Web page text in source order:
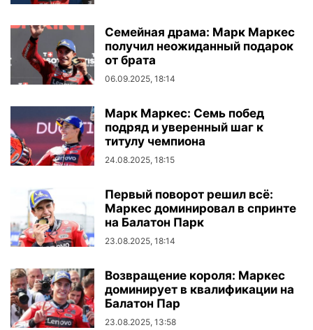
Семейная драма: Марк Маркес
получил неожиданный подарок
от брата
06.09.2025, 18:14
Марк Маркес: Семь побед
подряд и уверенный шаг к
титулу чемпиона
24.08.2025, 18:15
Первый поворот решил всё:
Маркес доминировал в спринте
на Балатон Парк
23.08.2025, 18:14
Возвращение короля: Маркес
доминирует в квалификации на
Балатон Пар
23.08.2025, 13:58